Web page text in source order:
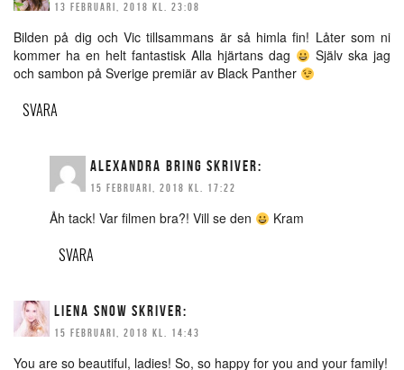
13 FEBRUARI, 2018 KL. 23:08
Bilden på dig och Vic tillsammans är så himla fin! Låter som ni
kommer ha en helt fantastisk Alla hjärtans dag
Själv ska jag
och sambon på Sverige premiär av Black Panther
SVARA
ALEXANDRA BRING SKRIVER:
15 FEBRUARI, 2018 KL. 17:22
Åh tack! Var filmen bra?! Vill se den Kram
SVARA
LIENA SNOW SKRIVER:
15 FEBRUARI, 2018 KL. 14:43
You are so beautiful, ladies! So, so happy for you and your family!